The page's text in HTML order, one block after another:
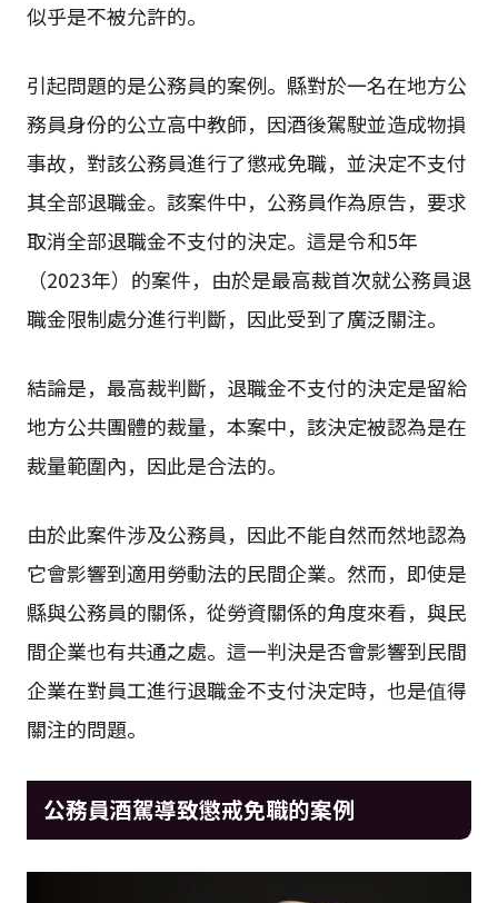
似乎是不被允許的。
引起問題的是公務員的案例。縣對於一名在地方公
務員身份的公立高中教師，因酒後駕駛並造成物損
事故，對該公務員進行了懲戒免職，並決定不支付
其全部退職金。該案件中，公務員作為原告，要求
取消全部退職金不支付的決定。這是令和5年
（2023年）的案件，由於是最高裁首次就公務員退
職金限制處分進行判斷，因此受到了廣泛關注。
結論是，最高裁判斷，退職金不支付的決定是留給
地方公共團體的裁量，本案中，該決定被認為是在
裁量範圍內，因此是合法的。
由於此案件涉及公務員，因此不能自然而然地認為
它會影響到適用勞動法的民間企業。然而，即使是
縣與公務員的關係，從勞資關係的角度來看，與民
間企業也有共通之處。這一判決是否會影響到民間
企業在對員工進行退職金不支付決定時，也是值得
關注的問題。
公務員酒駕導致懲戒免職的案例